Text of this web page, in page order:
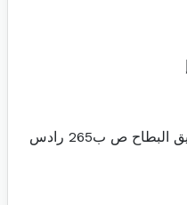
محل مخابرتها طريق البطاح ص ب265 رادس